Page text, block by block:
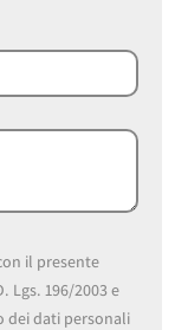
il presente
196/2003 e
dei dati personali